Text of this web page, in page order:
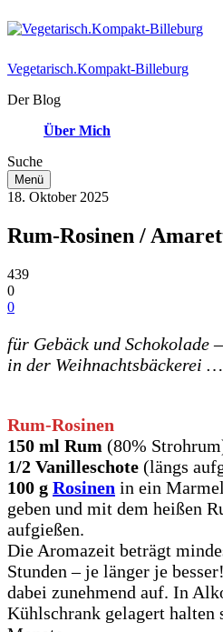
Vegetarisch.Kompakt-Billeburg
Der Blog
Über Mich
Suche
Menü
18. Oktober 2025
Rum-Rosinen /
439
0
0
für Gebäck und Schokolade –
in der Weihnachtsbäckerei …
Rum-Rosinen
150 ml Rum (80%
1/2 Vanilleschote (längs
100 g Rosinen in ein
geben und mit dem heißen
aufgießen.
Die Aromazeit beträgt
Stunden – je länger je
dabei zunehmend auf. In
Kühlschrank gelagert halten